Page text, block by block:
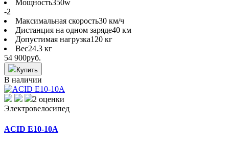
Мощность350w
-2
Максимальная скорость30 км/ч
Дистанция на одном заряде40 км
Допустимая нагрузка120 кг
Вес24.3 кг
54 900руб.
Купить
В наличии
2 оценки
Электровелосипед
ACID E10-10A